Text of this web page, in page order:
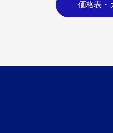
価格表・